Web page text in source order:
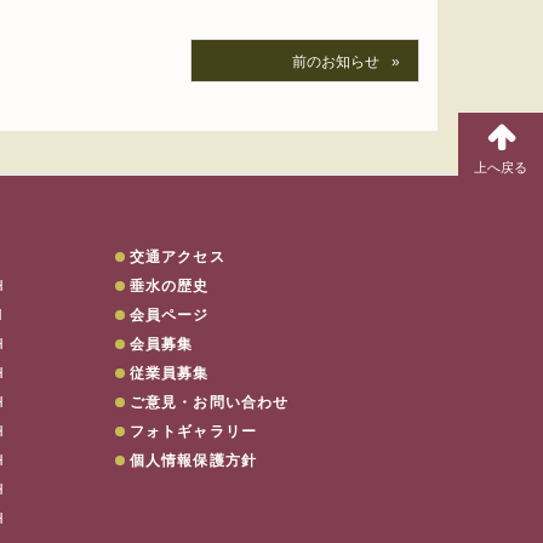
前のお知らせ
話でのご予約は…
交通アクセス
垂水の歴史
会員ページ
会員募集
従業員募集
ご意見・お問い合わせ
フォトギャラリー
個人情報保護方針